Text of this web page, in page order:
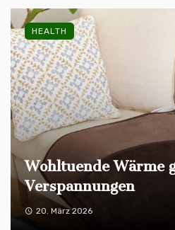
Wohltuende Wärme
Verspannungen
20. März 2026
HEALTH